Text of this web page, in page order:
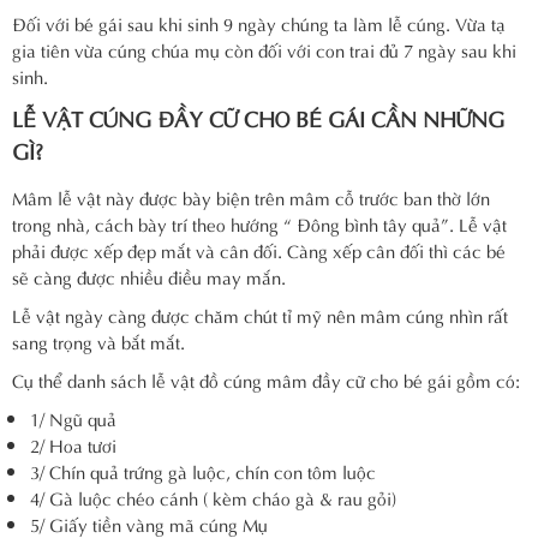
Đối với bé gái sau khi sinh 9 ngày chúng ta làm lễ cúng. Vừa tạ
gia tiên vừa cúng chúa mụ còn đối với con trai đủ 7 ngày sau khi
sinh.
LỄ VẬT CÚNG ĐẦY CỮ CHO BÉ GÁI CẦN NHỮNG
GÌ?
Mâm lễ vật này được bày biện trên mâm cỗ trước ban thờ lớn
trong nhà, cách bày trí theo hướng “ Đông bình tây quả”. Lễ vật
phải được xếp đẹp mắt và cân đối. Càng xếp cân đối thì các bé
sẽ càng được nhiều điều may mắn.
Lễ vật ngày càng được chăm chút tỉ mỹ nên mâm cúng nhìn rất
sang trọng và bắt mắt.
Cụ thể danh sách lễ vật đồ cúng mâm đầy cữ cho bé gái gồm có:
1/ Ngũ quả
2/ Hoa tươi
3/ Chín quả trứng gà luộc, chín con tôm luộc
4/ Gà luộc chéo cánh ( kèm cháo gà & rau gỏi)
5/ Giấy tiền vàng mã cúng Mụ